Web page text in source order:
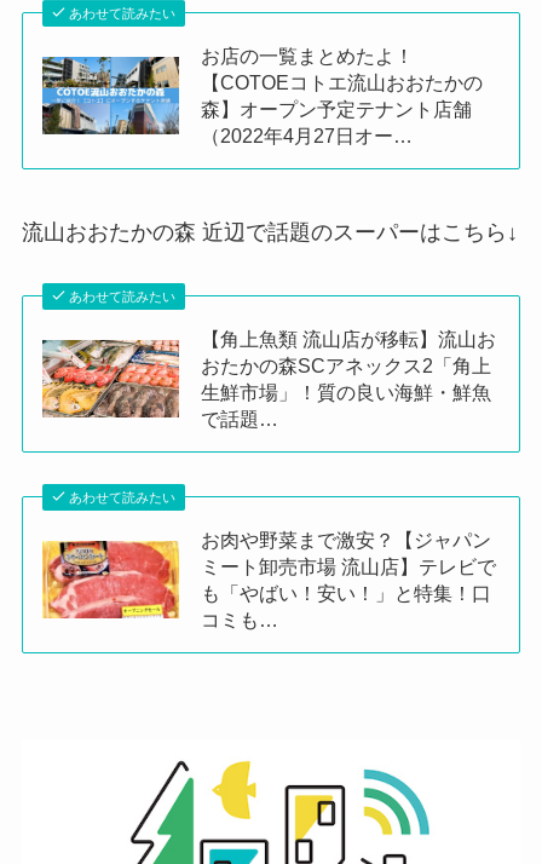
あわせて読みたい
お店の一覧まとめたよ！
【COTOEコトエ流山おおたかの
森】オープン予定テナント店舗
（2022年4月27日オー…
流山おおたかの森 近辺で話題のスーパーはこちら↓
あわせて読みたい
【角上魚類 流山店が移転】流山お
おたかの森SCアネックス2「角上
生鮮市場」！質の良い海鮮・鮮魚
で話題…
あわせて読みたい
お肉や野菜まで激安？【ジャパン
ミート卸売市場 流山店】テレビで
も「やばい！安い！」と特集！口
コミも…